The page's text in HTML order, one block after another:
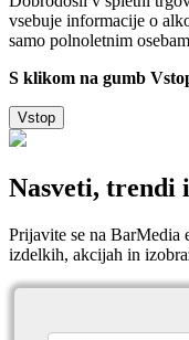
vsebuje informacije o
samo polnoletnim
S klikom na gumb
Vstop
Nasveti, trendi
Prijavite se na BarMedia
izdelkih, akcijah in